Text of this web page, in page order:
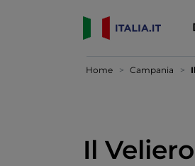
Home Campania
Il Veliero